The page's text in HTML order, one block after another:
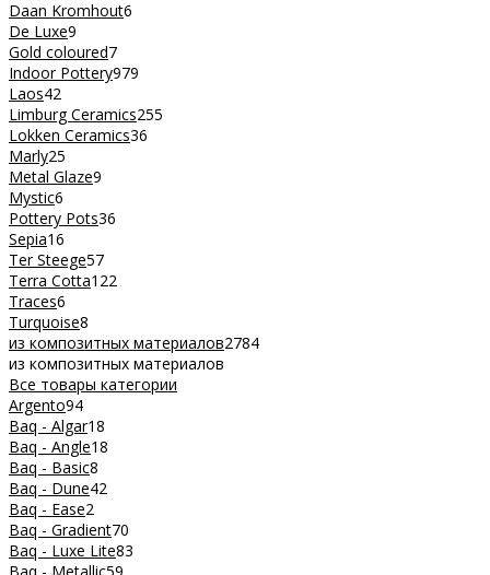
Daan Kromhout6
De Luxe9
Gold coloured7
Indoor Pottery979
Laos42
Limburg Ceramics255
Lokken Ceramics36
Marly25
Metal Glaze9
Mystic6
Pottery Pots36
Sepia16
Ter Steege57
Terra Cotta122
Traces6
Turquoise8
из композитных материалов2784
из композитных материалов
Все товары категории
Argento94
Baq - Algar18
Baq - Angle18
Baq - Basic8
Baq - Dune42
Baq - Ease2
Baq - Gradient70
Baq - Luxe Lite83